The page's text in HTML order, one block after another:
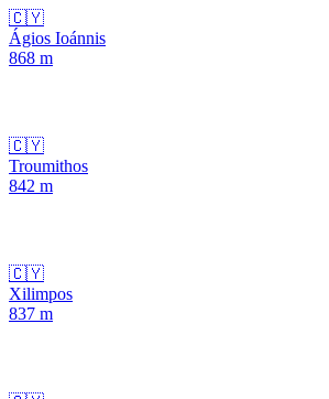
🇨🇾
Ágios Ioánnis
868 m
🇨🇾
Troumithos
842 m
🇨🇾
Xilimpos
837 m